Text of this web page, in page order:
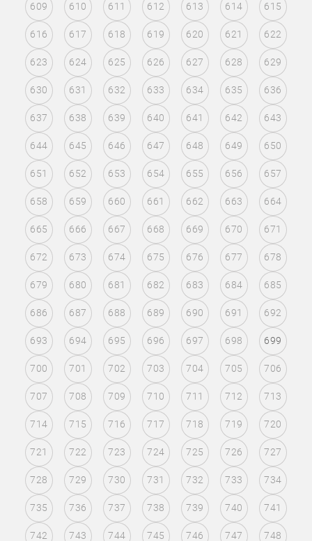
609 610 611 612 613 614 615
616 617 618 619 620 621 622
623 624 625 626 627 628 629
630 631 632 633 634 635 636
637 638 639 640 641 642 643
644 645 646 647 648 649 650
651 652 653 654 655 656 657
658 659 660 661 662 663 664
665 666 667 668 669 670 671
672 673 674 675 676 677 678
679 680 681 682 683 684 685
686 687 688 689 690 691 692
693 694 695 696 697 698 699
700 701 702 703 704 705 706
707 708 709 710 711 712 713
714 715 716 717 718 719 720
721 722 723 724 725 726 727
728 729 730 731 732 733 734
735 736 737 738 739 740 741
742 743 744 745 746 747 748